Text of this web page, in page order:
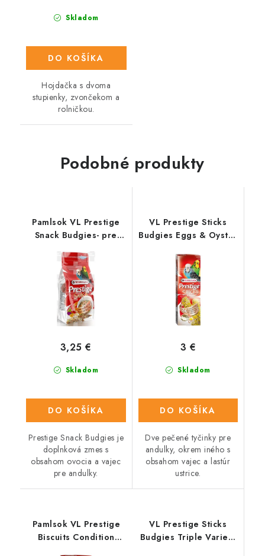
Skladom
DO KOŠÍKA
Hojdačka s dvoma
stupienky, zvončekom a
rolničkou.
Podobné produkty
Pamlsok VL Prestige
Snack Budgies- pre
Skladom
3,25 €
DO KOŠÍKA
Prestige Snack Budgies je
doplnková zmes s
obsahom ovocia a vajec
pre andulky.
VL Prestige Sticks
Budgies Eggs & Oyster
vajcom a drvenými
lastúrami pre andulky
60 g
Skladom
3 €
DO KOŠÍKA
Dve pečené tyčinky pre
andulky, okrem iného s
obsahom vajec a lastúr
ustrice.
Pamlsok VL Prestige
Biscuits Condition
VL Prestige Sticks
Budgies Triple Variety